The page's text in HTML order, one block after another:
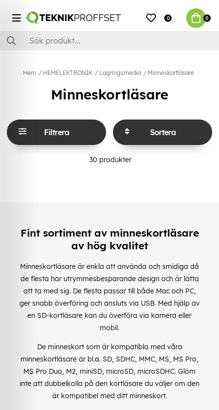
0 0
Hem HEMELEKTRONIK Lagringsmedia Minneskortläsare
Minneskortläsare
Filtrera Sortera
30 produkter
Fint sortiment av minneskortläsare
av hög kvalitet
Minneskortläsare är enkla att använda och smidiga då
de flesta har utrymmesbesparande design och är lätta
att ta med sig. De flesta passar till både Mac och PC,
ger snabb överföring och ansluts via USB. Med hjälp av
en SD-kortläsare kan du överföra via kamera eller
mobil.
De minneskort som är kompatibla med våra
minneskortläsare är bl.a. SD, SDHC, MMC, MS, MS Pro,
MS Pro Duo, M2, miniSD, microSD, microSDHC. Glöm
inte att dubbelkolla på den kortläsare du väljer om den
är kompatibel med ditt minneskort.